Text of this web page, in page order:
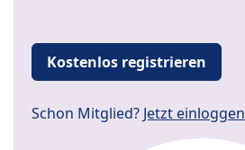
Kostenlos registrieren
Schon Mitglied? Jetzt einloggen